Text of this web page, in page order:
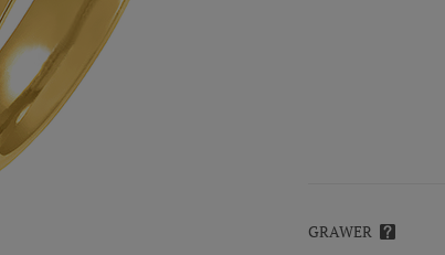
GRAWER